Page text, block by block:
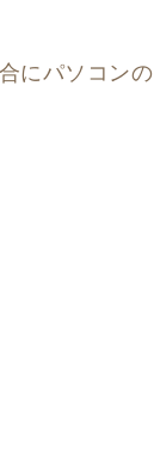
にパソコンの